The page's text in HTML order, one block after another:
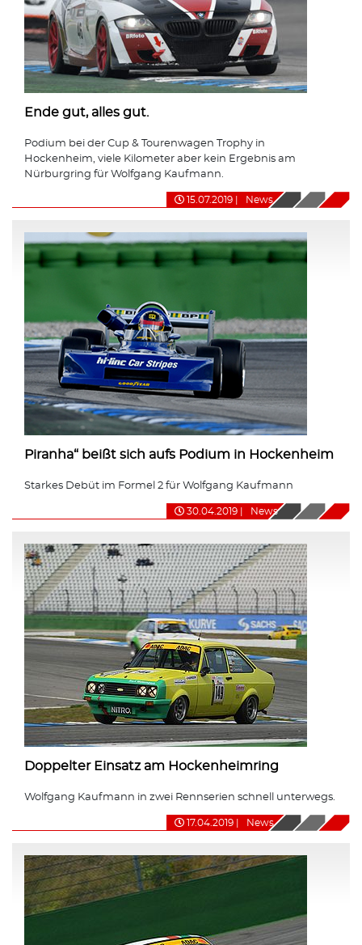
Ende gut, alles gut.
Podium bei der Cup & Tourenwagen Trophy in
Hockenheim, viele Kilometer aber kein Ergebnis am
Nürburgring für Wolfgang Kaufmann.
15.07.2019 News
Piranha“ beißt sich aufs Podium in Hockenheim
Starkes Debüt im Formel 2 für Wolfgang Kaufmann
30.04.2019 News
Doppelter Einsatz am Hockenheimring
Wolfgang Kaufmann in zwei Rennserien schnell unterwegs.
17.04.2019 News